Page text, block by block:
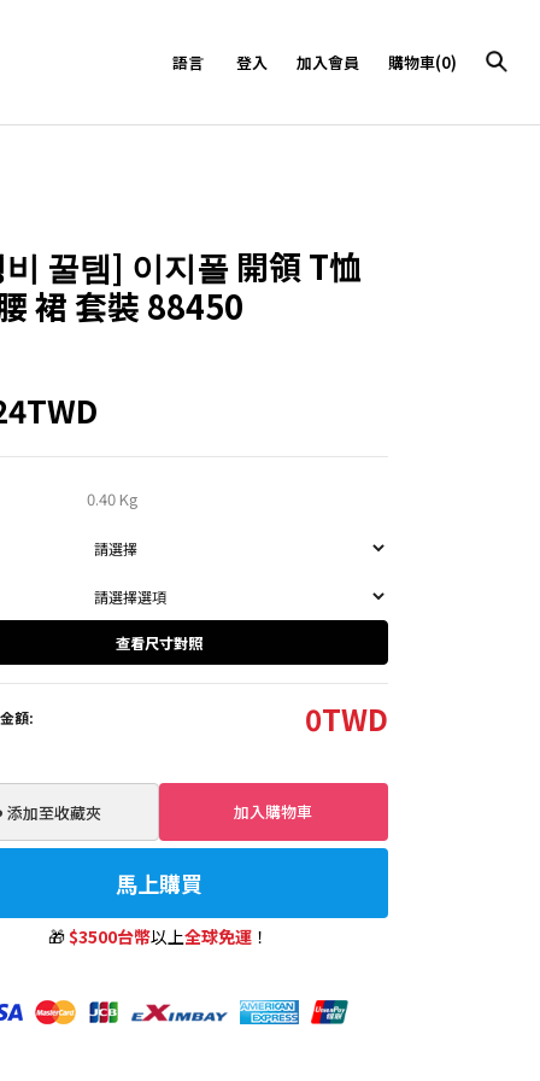
語言 登入 加入會員 購物車(0)
꿀템] 이지폴 開領 T恤
裙 套裝 88450
0.40 Kg
查看尺寸對照
額: 0TWD
加至收藏夾 加入購物車
馬上購買
🎁$3500台幣以上全球免運 ！